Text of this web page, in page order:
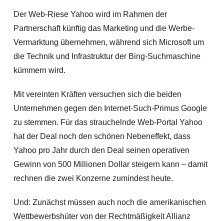
Der Web-Riese Yahoo wird im Rahmen der
Partnerschaft künftig das Marketing und die Werbe-
Vermarktung übernehmen, während sich Microsoft um
die Technik und Infrastruktur der Bing-Suchmaschine
kümmern wird.
Mit vereinten Kräften versuchen sich die beiden
Unternehmen gegen den Internet-Such-Primus Google
zu stemmen. Für das strauchelnde Web-Portal Yahoo
hat der Deal noch den schönen Nebeneffekt, dass
Yahoo pro Jahr durch den Deal seinen operativen
Gewinn von 500 Millionen Dollar steigern kann – damit
rechnen die zwei Konzerne zumindest heute.
Und: Zunächst müssen auch noch die amerikanischen
Wettbewerbshüter von der Rechtmäßigkeit Allianz